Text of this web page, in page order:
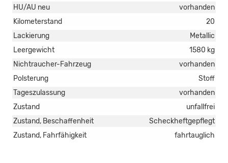
HU/AU neu
vorhanden
Kilometerstand
20
Lackierung
Metallic
Leergewicht
1580 kg
Nichtraucher-Fahrzeug
vorhanden
Polsterung
Stoff
Tageszulassung
vorhanden
Zustand
unfallfrei
Zustand, Beschaffenheit
Scheckheftgepflegt
Zustand, Fahrfähigkeit
fahrtauglich